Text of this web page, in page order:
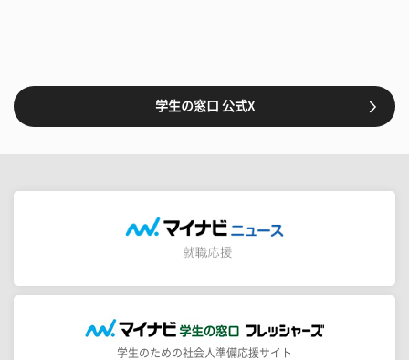
学生の窓口 公式X
学生のための社会人準備応援サイト